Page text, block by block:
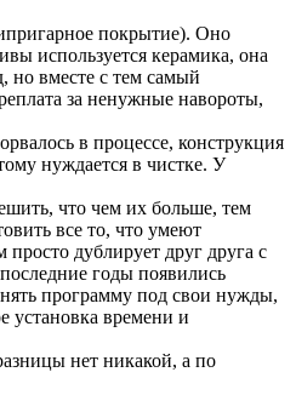
покрытие). Оно
используется керамика, она
но вместе с тем самый
за ненужные навороты,
в процессе, конструкция
нуждается в чистке. У
что чем их больше, тем
все то, что умеют
дублирует друг друга с
годы появились
программу под свои нужды,
установка времени и
нет никакой, а по